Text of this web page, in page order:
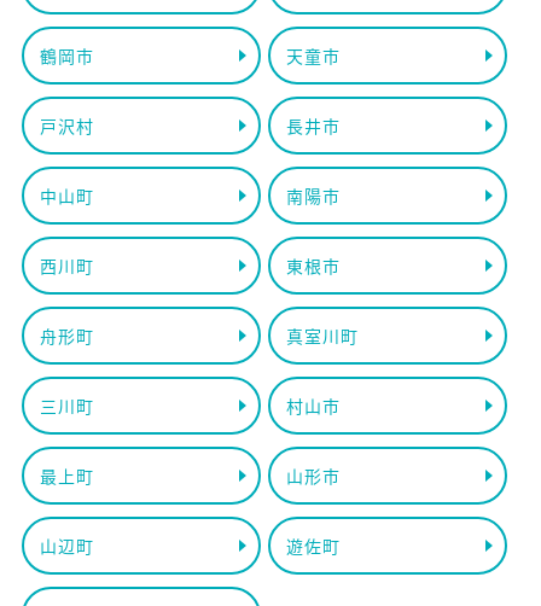
鶴岡市 天童市
戸沢村 長井市
中山町 南陽市
西川町 東根市
舟形町 真室川町
三川町 村山市
最上町 山形市
山辺町 遊佐町